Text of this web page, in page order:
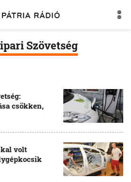
Szövetség
csökken,
kal volt